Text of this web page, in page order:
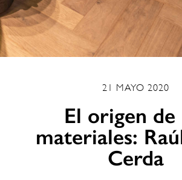
21 MAYO 2020
El origen de
materiales:
Cerda